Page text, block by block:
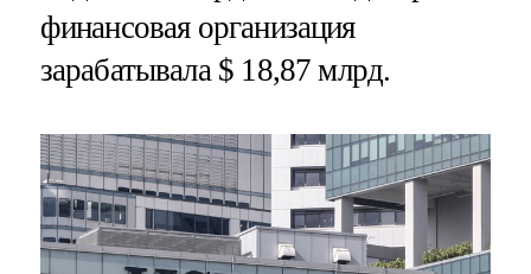
финансовая организация
зарабатывала $ 18,87 млрд.